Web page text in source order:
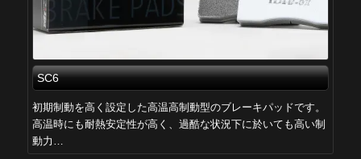
SC6
初期制動を高く設定した高温高制動型のブレーキパッドです。
高温時にも耐熱安定性が高く、過酷な状況下に於いても高い制
動力…